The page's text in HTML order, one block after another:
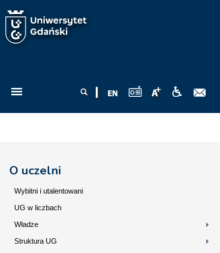
wyszukiwania
O uczelni
Wybitni i utalentowani
UG w liczbach
Władze
Struktura UG